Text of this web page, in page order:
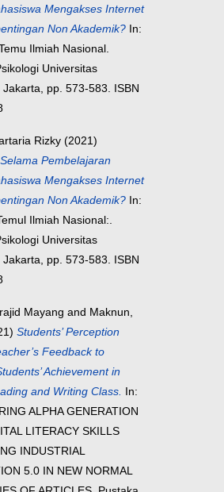
Mengakses Internet
Non Akademik? In:
Ilmiah Nasional.
Universitas
Jakarta, pp. 573-583. ISBN
Rizky (2021)
Pembelajaran
Mengakses Internet
Non Akademik? In:
Ilmiah Nasional:.
Universitas
Jakarta, pp. 573-583. ISBN
Mayang and Maknun,
Students’ Perception
Feedback to
Achievement in
and Writing Class. In:
ALPHA GENERATION
LITERACY SKILLS
INDUSTRIAL
5.0 IN NEW NORMAL